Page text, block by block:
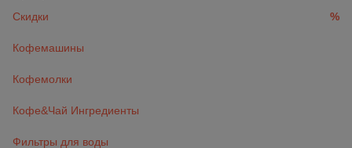
Скидки
%
Кофемашины
Кофемолки
Кофе&Чай Ингредиенты
Фильтры для воды